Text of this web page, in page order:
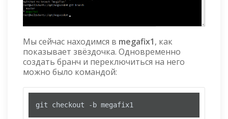
Мы сейчас находимся в megafix1, как
показывает звёздочка. Одновременно
создать бранч и переключиться на него
можно было командой:
git checkout -b megafix1